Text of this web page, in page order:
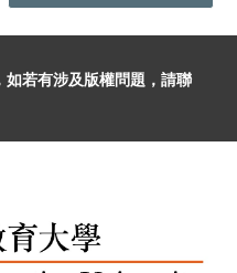
如若有涉及版權問題 ，請聯